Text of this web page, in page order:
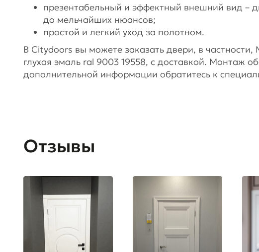
презентабельный и эффектный внешний вид –
до мельчайших нюансов;
простой и легкий уход за полотном.
В Citydoors вы можете заказать двери, в
глухая эмаль ral 9003 19558, с доставкой. Монтаж
дополнительной информации обратитесь к
Отзывы